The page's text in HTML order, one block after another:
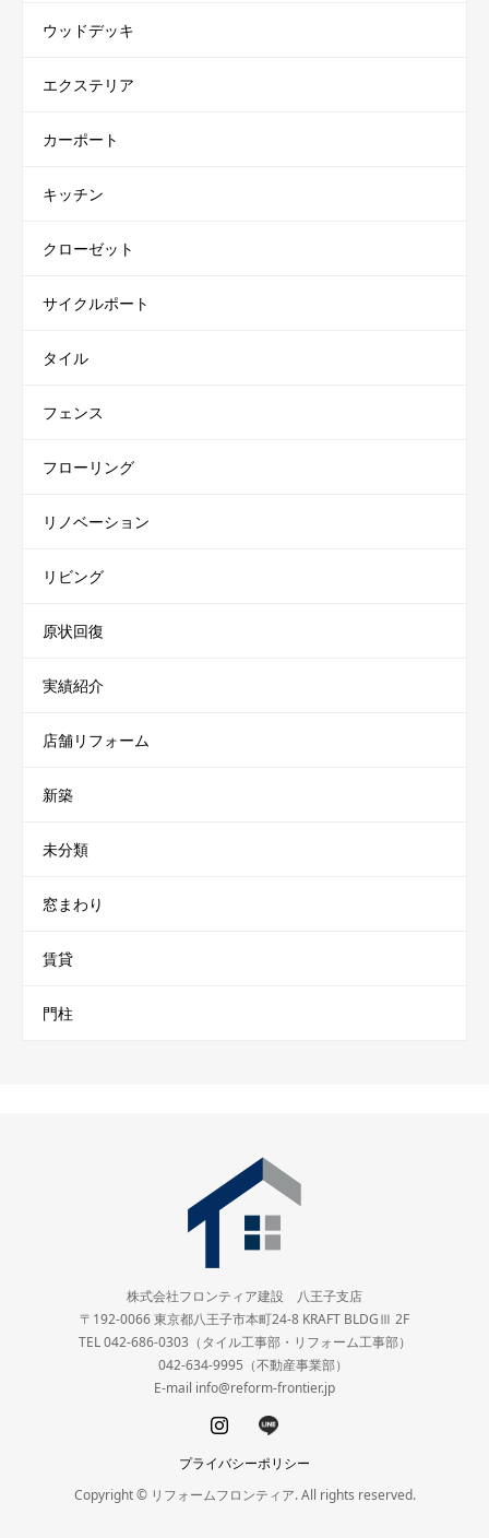
ウッドデッキ
エクステリア
カーポート
キッチン
クローゼット
サイクルポート
タイル
フェンス
フローリング
リノベーション
リビング
原状回復
実績紹介
店舗リフォーム
新築
未分類
窓まわり
賃貸
門柱
株式会社フロンティア建設 八王子支店
〒192-0066 東京都八王子市本町24-8 KRAFT BLDGⅢ 2F
TEL 042-686-0303（タイル工事部・リフォーム工事部）
042-634-9995（不動産事業部）
E-mail info@reform-frontier.jp
プライバシーポリシー
Copyright © リフォームフロンティア. All rights reserved.